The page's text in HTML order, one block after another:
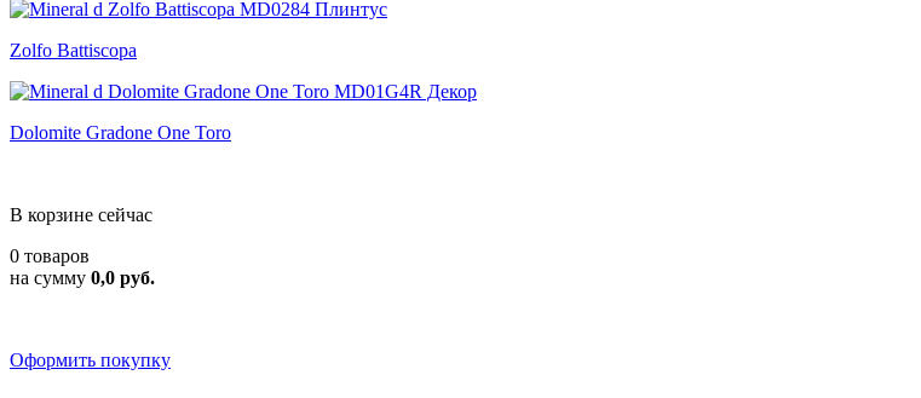
Zolfo Battiscopa
Dolomite Gradone One Toro
В корзине сейчас
0 товаров
на сумму 0,0 руб.
Оформить покупку